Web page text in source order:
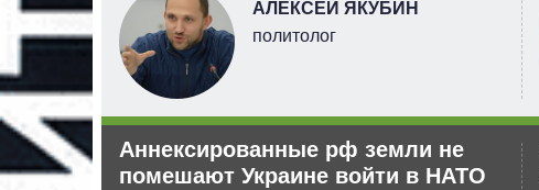
рф –
АЛЕКСЕЙ ЯКУБИН
политолог
Аннексированные рф земли не
помешают Украине войти в НАТО